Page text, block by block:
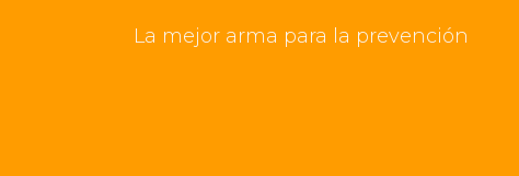
La mejor arma para la prevención